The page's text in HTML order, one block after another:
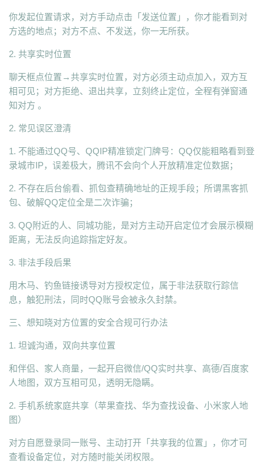
你发起位置请求，对方手动点击「发送位置」，你才能看到对
方选的地点；对方不点、不发送，你一无所获。
2. 共享实时位置
聊天框点位置→共享实时位置，对方必须主动点加入，双方互
相可见；对方拒绝、退出共享，立刻终止定位，全程有弹窗通
知对方 。
2. 常见误区澄清
1. 不能通过QQ号、QQIP精准锁定门牌号：QQ仅能粗略看到登
录城市IP，误差极大，腾讯不会向个人开放精准定位数据；
2. 不存在后台偷看、抓包查精确地址的正规手段；所谓黑客抓
包、破解QQ定位全是二次诈骗；
3. QQ附近的人、同城功能，是对方主动开启定位才会展示模糊
距离，无法反向追踪指定好友。
3. 非法手段后果
用木马、钓鱼链接诱导对方授权定位，属于非法获取行踪信
息，触犯刑法，同时QQ账号会被永久封禁。
三、想知晓对方位置的安全合规可行办法
1. 坦诚沟通，双向共享位置
和伴侣、家人商量，一起开启微信/QQ实时共享、高德/百度家
人地图，双方互相可见，透明无隐瞒。
2. 手机系统家庭共享（苹果查找、华为查找设备、小米家人地
图）
对方自愿登录同一账号、主动打开「共享我的位置」，你才可
查看设备定位，对方随时能关闭权限。